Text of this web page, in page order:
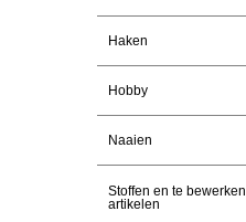
Haken
Hobby
Naaien
Stoffen en te bewerken
artikelen